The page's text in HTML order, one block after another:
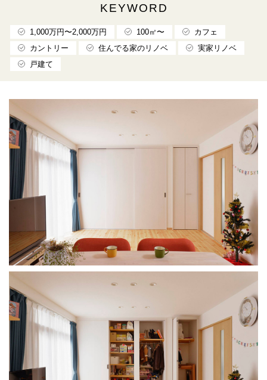
KEYWORD
1,000万円〜2,000万円 100㎡〜
カフェ
カントリー
住んでる家のリノベ
実家リノベ
戸建て